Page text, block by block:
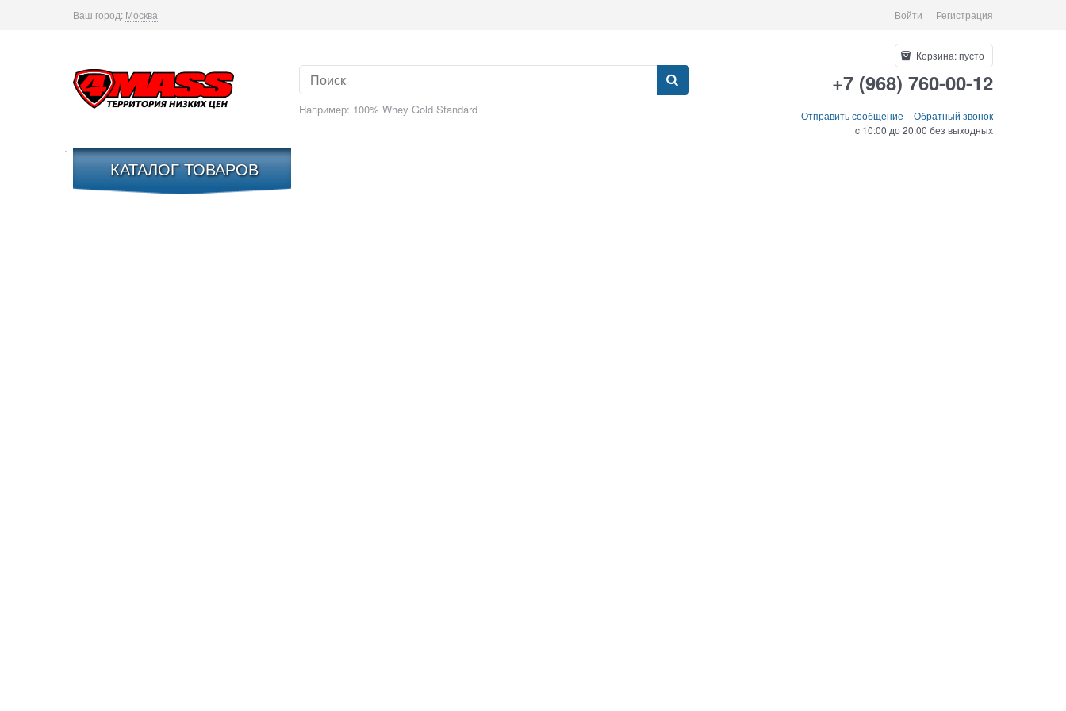
Ваш город: Москва Войти Регистрация
Например: 100% Whey Gold Standard
Корзина:пусто
+7 (968) 760-00-12
Отправить сообщение
Обратный звонок
c 10:00 до 20:00 без выходных
КАТАЛОГ ТОВАРОВ